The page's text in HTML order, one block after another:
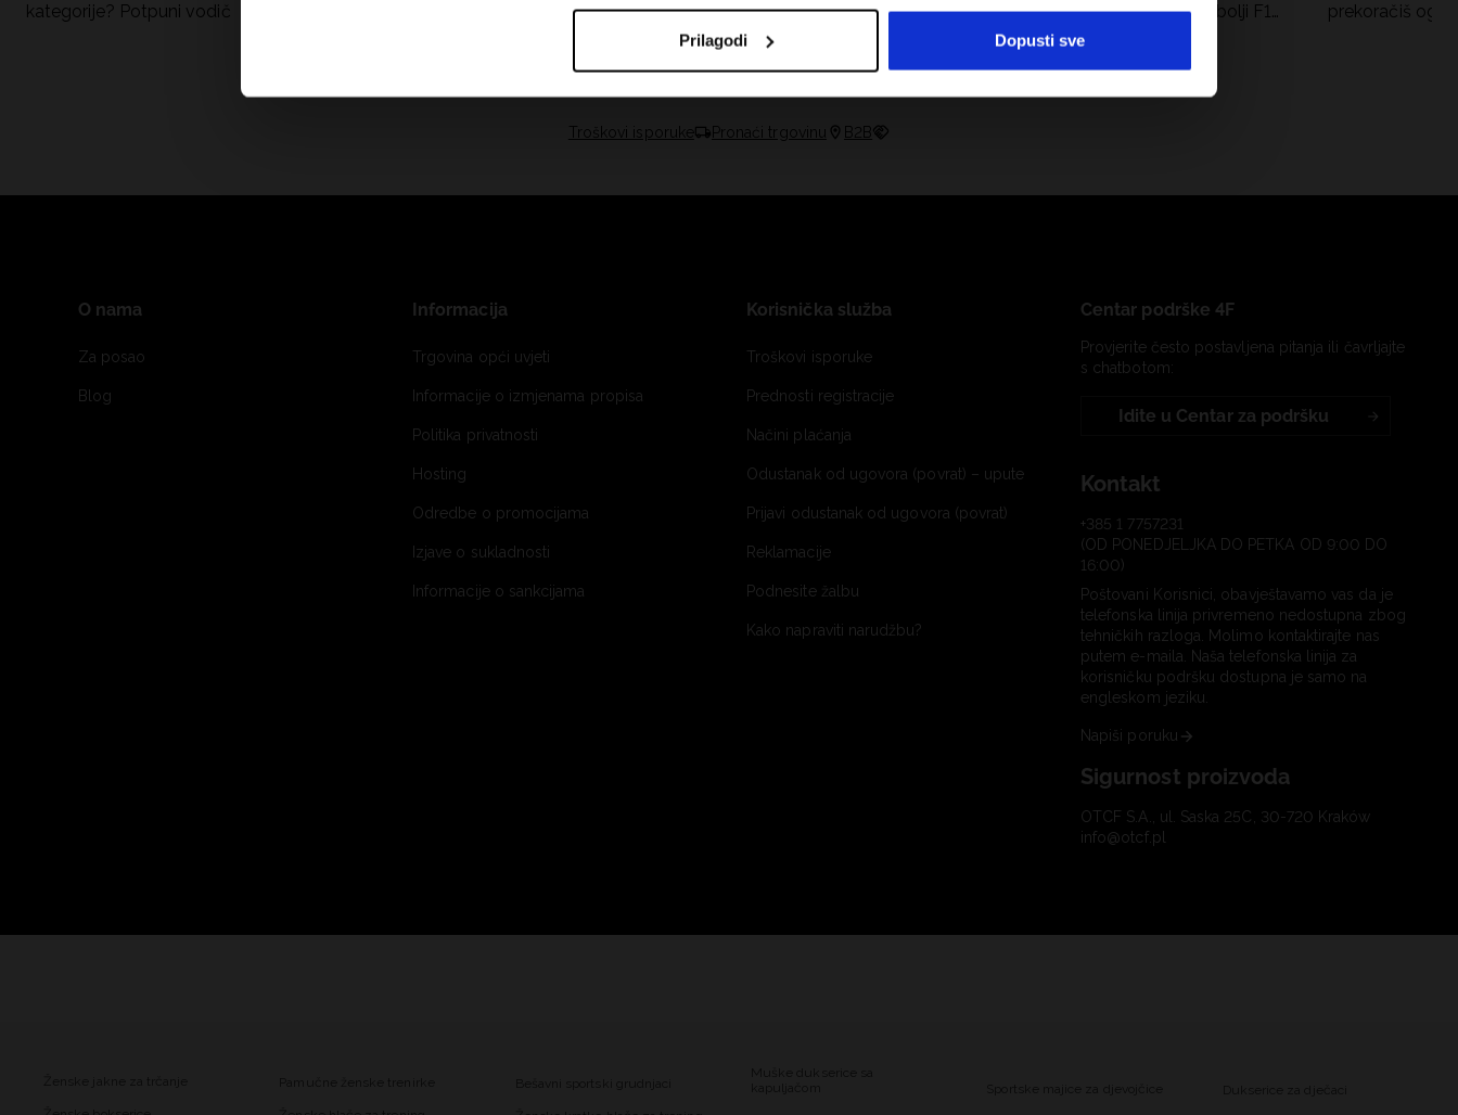
Prilagodi Dopusti sve
kategorije? Potpuni vodič
Sportska funkcionalnost susreće
dilema za roditelje i djecu
vremena utrka, rekordi i najbolji F1
vozači
prekoračiš
Troškovi isporuke Pronaći trgovinu B2B
O nama
Za posao
Blog
Informacija
Trgovina opći uvjeti
Informacije o izmjenama propisa
Politika privatnosti
Hosting
Odredbe o promocijama
Izjave o sukladnosti
Informacije o sankcijama
Korisnička služba
Troškovi isporuke
Prednosti registracije
Načini plaćanja
Odustanak od ugovora (povrat) – upute
Prijavi odustanak od ugovora (povrat)
Reklamacije
Podnesite žalbu
Kako napraviti narudžbu?
Centar podrške 4F
Provjerite često postavljena pitanja ili čavrljajte
s chatbotom:
Idite u Centar za podršku
Kontakt
+385 1 7757231
(OD PONEDJELJKA DO PETKA OD 9:00 DO
16:00)
Poštovani Korisnici, obavještavamo vas da je
telefonska linija privremeno nedostupna zbog
tehničkih razloga. Molimo kontaktirajte nas
putem e-maila. Naša telefonska linija za
korisničku podršku dostupna je samo na
engleskom jeziku.
Napiši poruku
Sigurnost proizvoda
OTCF S.A., ul. Saska 25C, 30-720 Kraków
info@otcf.pl